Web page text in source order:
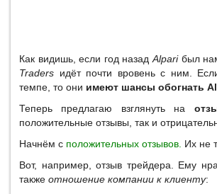
Как видишь, если год назадAlpariбыл
Traders идёт почти вровень с ним.
темпе, то они имеют шансы обогнать
Теперь предлагаю взглянуть на
положительные отзывы, так и
Начнём с положительных отзывов. Их не
Вот, например, отзыв трейдера. Ему
также отношение компании к клиенту: